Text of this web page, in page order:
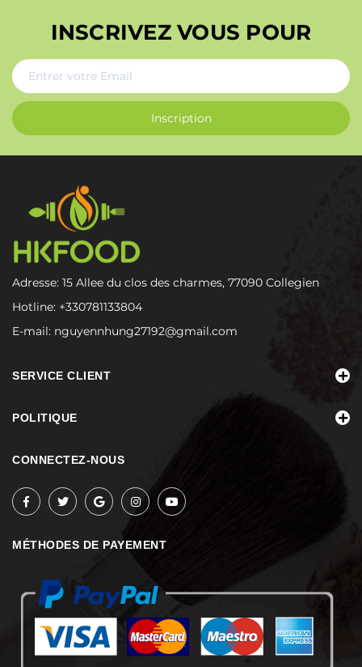
INSCRIVEZ VOUS POUR
Inscription
Adresse: 15 Allee du clos des charmes, 77090 Collegien
Hotline: +330781133804
E-mail: nguyennhung27192@gmail.com
SERVICE CLIENT
POLITIQUE
CONNECTEZ-NOUS
MÉTHODES DE PAYEMENT